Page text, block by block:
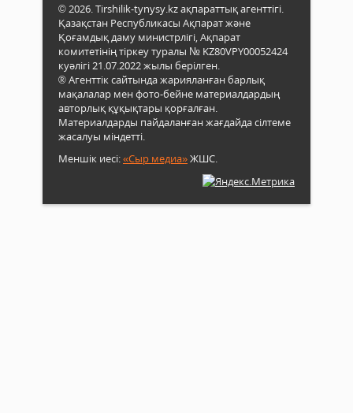
© 2026. Tirshilik-tynysy.kz ақпараттық агенттігі.
Қазақстан Республикасы Ақпарат және
Қоғамдық даму министрлігі, Ақпарат
комитетінің тіркеу туралы № KZ80VPY00052424
куәлігі 21.07.2022 жылы берілген.
® Агенттік сайтында жарияланған барлық
мақалалар мен фото-бейне материалдардың
авторлық құқықтары қорғалған.
Материалдарды пайдаланған жағдайда сілтеме
жасалуы міндетті.
Меншік иесі:«Сыр медиа»ЖШС.